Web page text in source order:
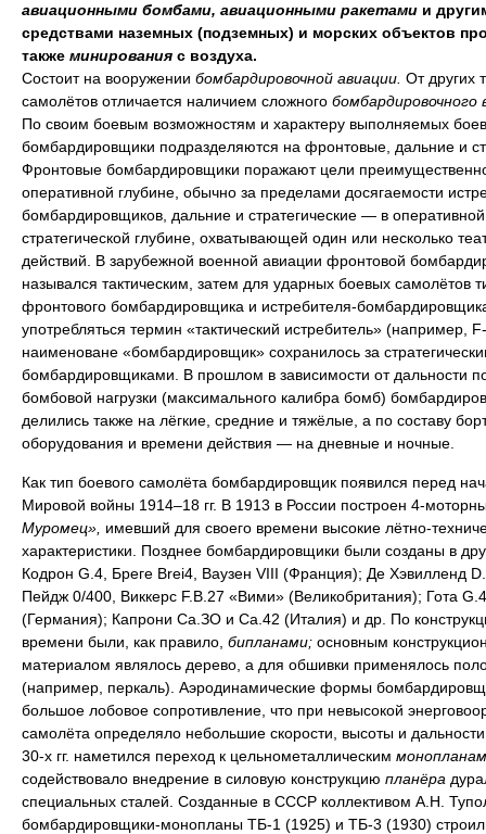
авиационными бомбами, авиационными ракетами и
средствами наземных (подземных) и морских объектов
также минирования с воздуха.
Состоит на вооружении бомбардировочной авиации. От других
самолётов отличается наличием сложного бомбардировочного
По своим боевым возможностям и характеру выполняемых
бомбардировщики подразделяются на фронтовые, дальние и
Фронтовые бомбардировщики поражают цели
оперативной глубине, обычно за пределами досягаемости
бомбардировщиков, дальние и стратегические — в
стратегической глубине, охватывающей один или несколько
действий. В зарубежной военной авиации фронтовой
назывался тактическим, затем для ударных боевых самолётов
фронтового бомбардировщика и истребителя-
употребляться термин «тактический истребитель» (например,
наименоване «бомбардировщик» сохранилось за
бомбардировщиками. В прошлом в зависимости от дальности
бомбовой нагрузки (максимального калибра бомб)
делились также на лёгкие, средние и тяжёлые, а по составу
оборудования и времени действия — на дневные и ночные.
Как тип боевого самолёта бомбардировщик появился перед
Мировой войны 1914–18 гг. В 1913 в России построен 4-
Муромец», имевший для своего времени высокие лётно-
характеристики. Позднее бомбардировщики были созданы в
Кодрон G.4, Бреге Brei4, Ваузен VIII (Франция); Де Хэвилленд
Пейдж 0/400, Виккерс F.B.27 «Вими» (Великобритания); Гота
(Германия); Капрони Са.ЗО и Са.42 (Италия) и др. По
времени были, как правило, бипланами; основным
материалом являлось дерево, а для обшивки применялось
(например, перкаль). Аэродинамические формы
большое лобовое сопротивление, что при невысокой
самолёта определяло небольшие скорости, высоты и
30-х гг. наметился переход к цельнометаллическим
содействовало внедрение в силовую конструкцию планёра
специальных сталей. Созданные в СССР коллективом А.Н.
бомбардировщики-монопланы ТБ-1 (1925) и ТБ-3 (1930)